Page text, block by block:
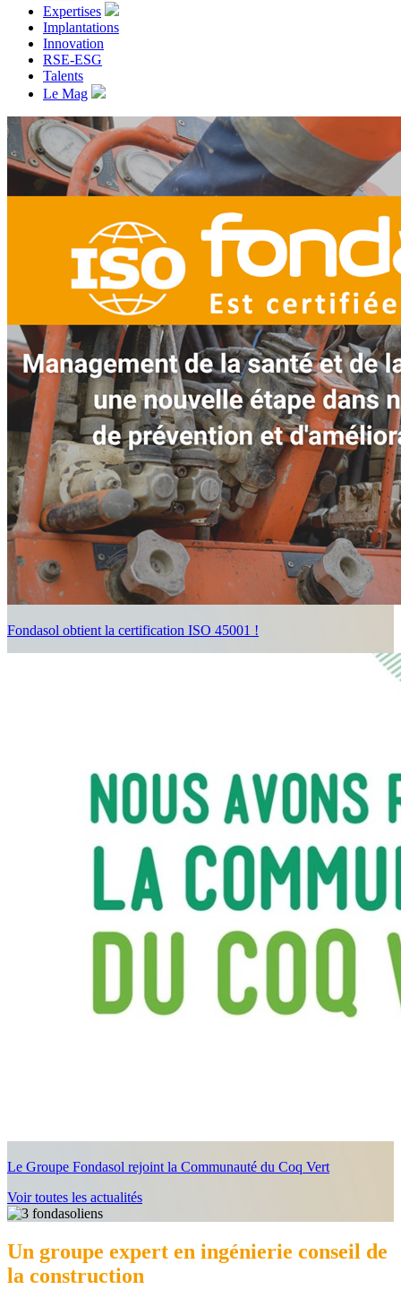
Expertises
Implantations
Innovation
RSE-ESG
Talents
Le Mag
Fondasol obtient la certification ISO 45001 !
Le Groupe Fondasol rejoint la Communauté du Coq Vert
Voir toutes les actualités
Un groupe expert en ingénierie conseil de
la construction